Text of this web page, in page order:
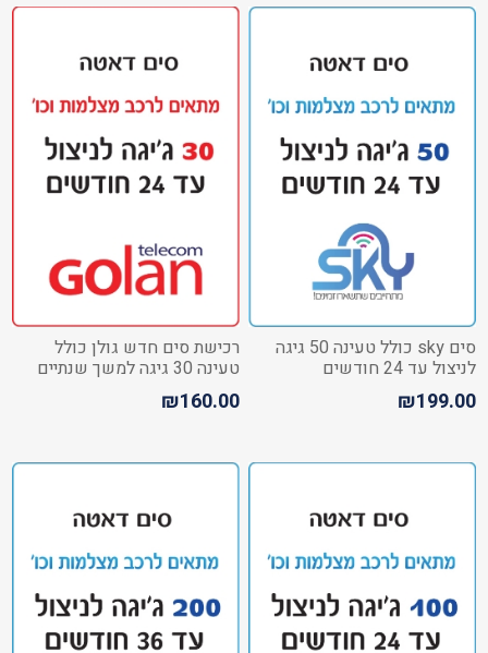
סים sky כולל טעינה 50 גיגה
לניצול עד 24 חודשים
₪199.00
רכישת סים חדש גולן כולל
טעינה 30 גיגה למשך שנתיים
₪160.00